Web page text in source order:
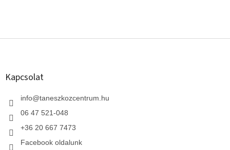
L
Kapcsolat
info@taneszkozcentrum.hu
06 47 521-048
+36 20 667 7473
Facebook oldalunk